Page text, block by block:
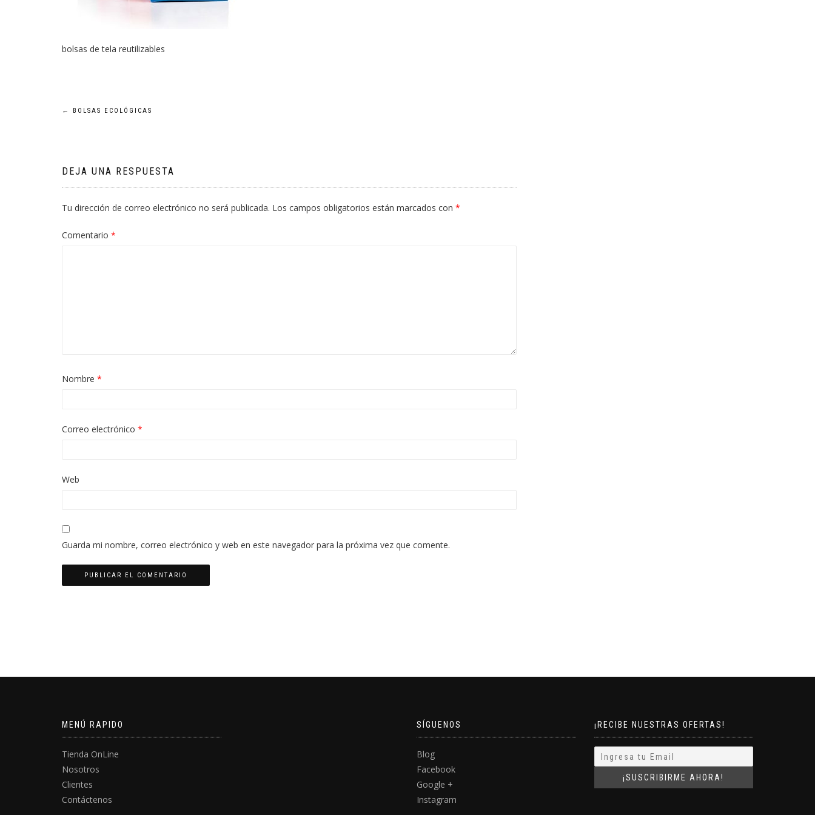
bolsas de tela reutilizables
Navegación
entradas
← BOLSAS ECOLÓGICAS
DEJA UNA RESPUESTA
Tu dirección de correo electrónico no será publicada. Los campos obligatorios están marcados con *
Comentario *
Nombre *
Correo electrónico *
Web
Guarda mi nombre, correo electrónico y web en este navegador para la próxima vez que comente.
MENÚ RAPIDO
Tienda OnLine
Nosotros
Clientes
Contáctenos
SÍGUENOS
Blog
Facebook
Google +
Instagram
¡RECIBE NUESTRAS OFERTAS!